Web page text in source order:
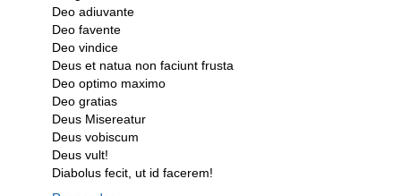
Deo adiuvante
Deo favente
Deo vindice
Deus et natua non faciunt frusta
Deo optimo maximo
Deo gratias
Deus Misereatur
Deus vobiscum
Deus vult!
Diabolus fecit, ut id facerem!